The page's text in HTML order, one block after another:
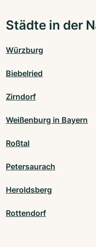
Städte in der
Würzburg
Biebelried
Zirndorf
Weißenburg in Bayern
Roßtal
Petersaurach
Heroldsberg
Rottendorf